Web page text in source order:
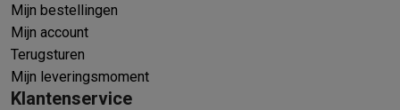
Mijn bestellingen
Mijn account
Terugsturen
Mijn leveringsmoment
Klantenservice